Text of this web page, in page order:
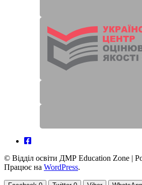
© Відділ освіти ДМР Education Zone |
Працює на WordPress.